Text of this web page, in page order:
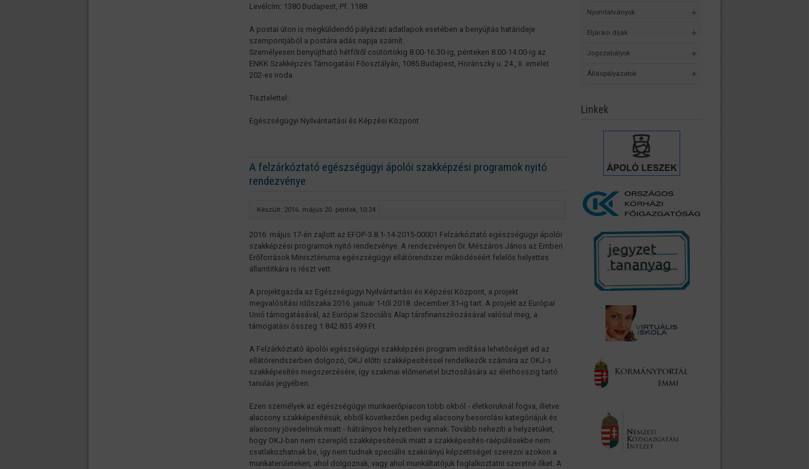
Levélcím: 1380 Budapest, Pf. 1188
A postai úton is megküldendő pályázati adatlapok esetében a benyújtás határideje
szempontjából a postára adás napja számít.
Személyesen benyújtható hétfőtől csütörtökig 8.00-16.30-ig, pénteken 8.00-14.00-ig az
ENKK Szakképzés Támogatási Főosztályán, 1085 Budapest, Horánszky u. 24., II. emelet
202-es iroda.
Tisztelettel:
Egészségügyi Nyilvántartási és Képzési Központ
A felzárkóztató egészségügyi ápolói szakképzési programok nyitó
rendezvénye
Készült: 2016. május 20. péntek, 10:24
2016. május 17-én zajlott az EFOP-3.8.1-14-2015-00001 Felzárkóztató egészségügyi ápolói
szakképzési programok nyitó rendezvénye. A rendezvényen Dr. Mészáros János az Emberi
Erőforrások Minisztériuma egészségügyi ellátórendszer működéséért felelős helyettes
államtitkára is részt vett.
A projektgazda az Egészségügyi Nyilvántartási és Képzési Központ, a projekt
megvalósítási időszaka 2016. január 1-től 2018. december 31-ig tart. A projekt az Európai
Unió támogatásával, az Európai Szociális Alap társfinanszírozásával valósul meg, a
támogatási összeg 1 842 835 499 Ft.
A Felzárkóztató ápolói egészségügyi szakképzési program indítása lehetőséget ad az
ellátórendszerben dolgozó, OKJ előtti szakképesítéssel rendelkezők számára az OKJ-s
szakképesítés megszerzésére, így szakmai előmenetel biztosítására az élethosszig tartó
tanulás jegyében.
Ezen személyek az egészségügyi munkaerőpiacon több okból - életkoruknál fogva, illetve
alacsony szakképesítésük, ebből következően pedig alacsony besorolási kategóriájuk és
alacsony jövedelmük miatt - hátrányos helyzetben vannak. Tovább nehezíti a helyzetüket,
hogy OKJ-ban nem szereplő szakképesítésük miatt a szakképesítés-ráépülésekbe nem
csatlakozhatnak be, így nem tudnak speciális szakirányú képzettséget szerezni azokon a
munkaterületeken, ahol dolgoznak, vagy ahol munkáltatójuk foglalkoztatni szeretné őket. A
Nyomtatványok
Eljárási díjak
Jogszabályok
Álláspályázatok
Linkek